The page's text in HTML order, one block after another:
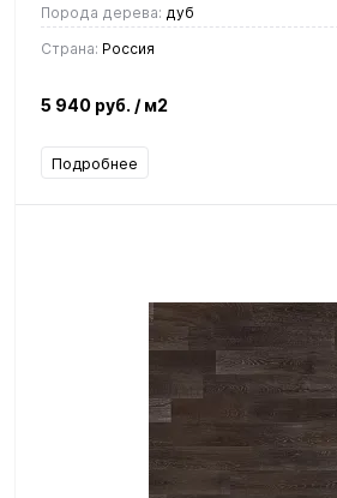
Порода дерева: дуб
Страна: Россия
5 940 руб. / м2
Подробнее